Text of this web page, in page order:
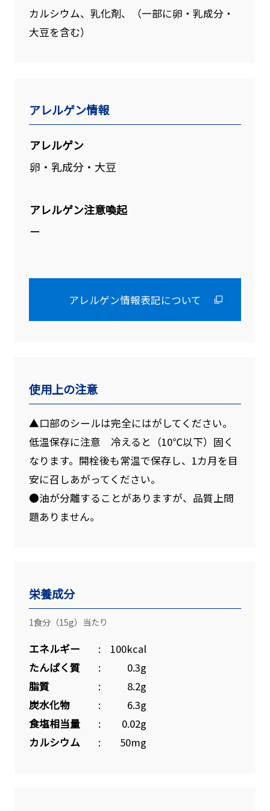
カルシウム、乳化剤、（一部に卵・乳成分・
大豆を含む）
アレルゲン情報
アレルゲン
卵・乳成分・大豆
アレルゲン注意喚起
ー
アレルゲン情報表記について
使用上の注意
▲口部のシールは完全にはがしてください。
低温保存に注意 冷えると（10℃以下）固く
なります。開栓後も常温で保存し、1カ月を目
安に召しあがってください。
●油が分離することがありますが、品質上問
題ありません。
栄養成分
1食分（15g）当たり
エネルギー
100kcal
たんぱく質
0.3g
脂質
8.2g
炭水化物
6.3g
食塩相当量
0.02g
カルシウム
50mg